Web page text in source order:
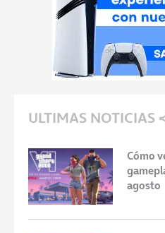
ULTIMAS NOTICIAS
Cómo
agosto